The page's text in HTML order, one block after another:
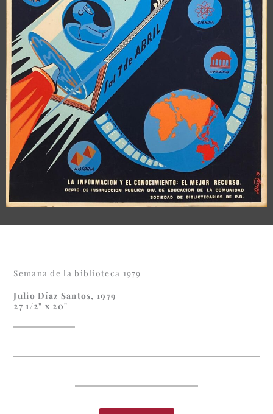
Semana de la biblioteca 1979
Julio Díaz Santos, 1979
27 1/2" x 20"